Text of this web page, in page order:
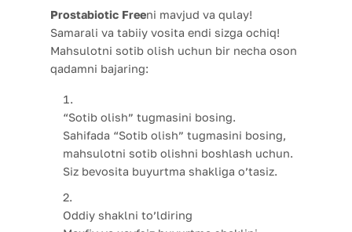
Prostabiotic Freeni mavjud va qulay!
Samarali va tabiiy vosita endi sizga ochiq!
Mahsulotni sotib olish uchun bir necha oson
qadamni bajaring:
“Sotib olish” tugmasini bosing.
Sahifada “Sotib olish” tugmasini bosing,
mahsulotni sotib olishni boshlash uchun.
Siz bevosita buyurtma shakliga o’tasiz.
Oddiy shaklni to’ldiring